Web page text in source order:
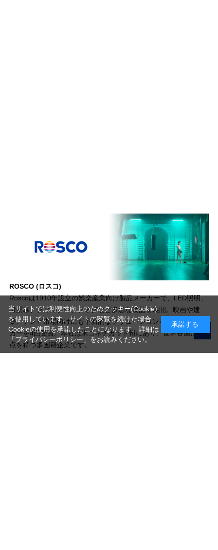
ROSCO (ロスコ)
Roscoは1910年設立の娯楽産業向け製品メーカーで、LED照明、
背景幕、フィルター、フォグなど多彩な製品を展開。映画や建
築、テレビ市場向けにも革新的なソリューションを提供し、オス
カーを4回受賞。本社は米コネチカット州にあり、世界各国に拠
点を持つ多国籍企業です。
当サイトでは利便性向上のためクッキー(Cookie)
を使用しています。サイトの閲覧を続けた場合
Cookieの使用を承諾したことになります。詳細は
「プライバシーポリシー」 をお読みください。
承諾する